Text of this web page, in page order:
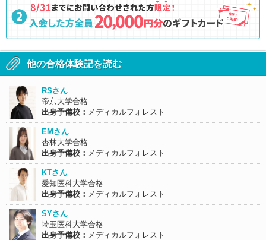
他の合格体験記を読む
RSさん
帝京大学合格
出身予備校： メディカルフォレスト
EMさん
杏林大学合格
出身予備校： メディカルフォレスト
KTさん
愛知医科大学合格
出身予備校： メディカルフォレスト
SYさん
埼玉医科大学合格
出身予備校： メディカルフォレスト